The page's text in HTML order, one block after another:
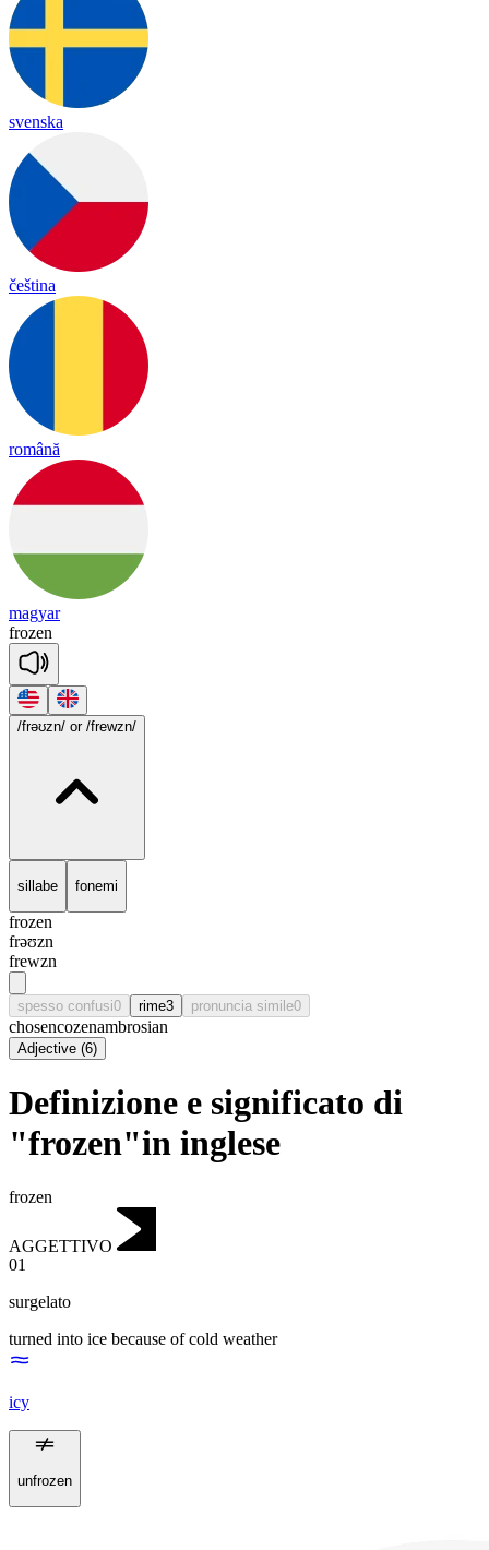
svenska
čeština
română
magyar
frozen
/frəʊzn/ or /frewzn/
sillabe fonemi
frozen
frəʊzn
frewzn
spesso confusi0 rime3 pronuncia simile0
chosencozenambrosian
Adjective (6)
Definizione e significato di
"frozen"in inglese
frozen
AGGETTIVO
01
surgelato
turned into ice because of cold weather
icy
unfrozen